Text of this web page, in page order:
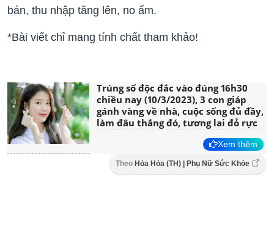
bán, thu nhập tăng lên, no ấm.
*Bài viết chỉ mang tính chất tham khảo!
Trúng số độc đắc vào đúng 16h30
chiều nay (10/3/2023), 3 con giáp
gánh vàng về nhà, cuộc sống đủ đầy,
làm đâu thắng đó, tương lai đỏ rực
Xem thêm
Theo Hỏa Hỏa (TH) | Phụ Nữ Sức Khỏe